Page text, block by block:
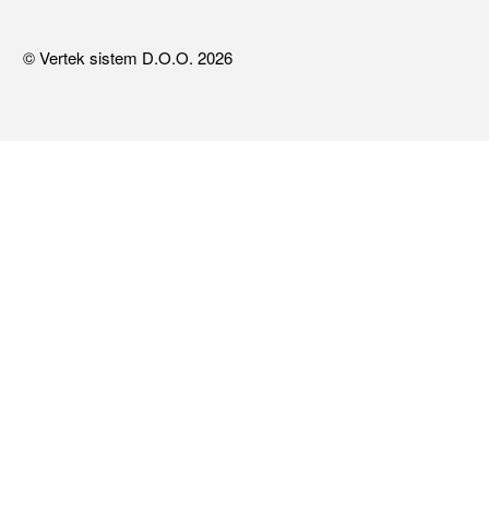
© Vertek sistem D.O.O. 2026